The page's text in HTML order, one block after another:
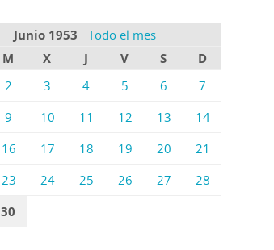
Junio 1953
Todo el mes
M X J V S
D
2 3 4 5 6
7
9 10 11 12 13
14
16 17 18 19 20
21
23 24 25 26 27
28
30